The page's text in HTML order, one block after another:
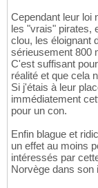
Cependant leur loi
les "vrais" pirates,
clou, les éloignant
sérieusement 800
C'est suffisant
réalité et que cela
Si j'étais à leur
immédiatement
pour un con.
Enfin blague et
un effet au moins
intéressés par
Norvège dans son